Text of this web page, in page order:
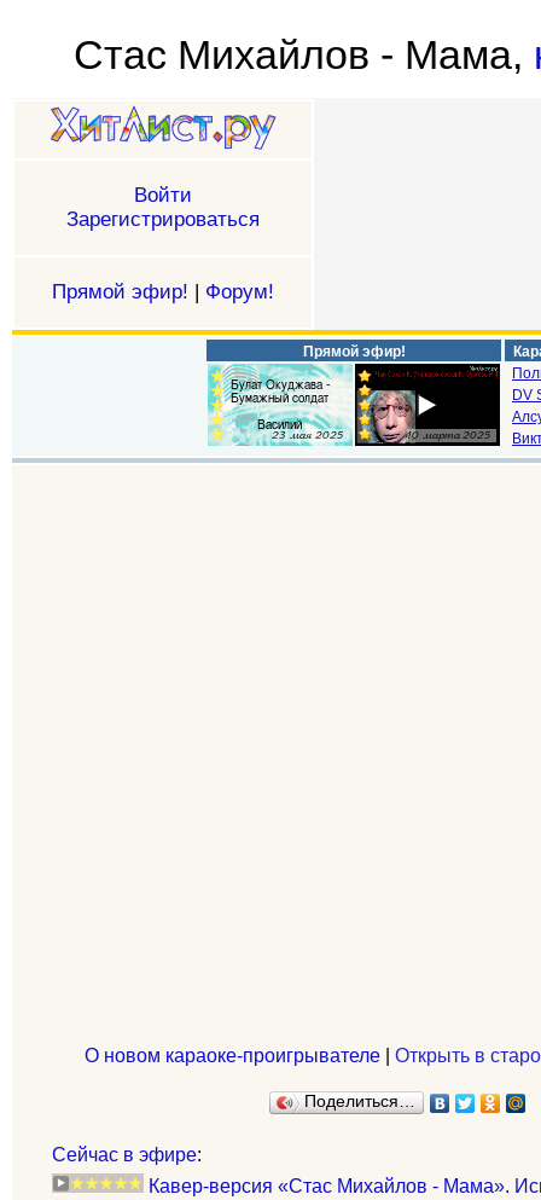
Стас Михайлов - Мама,
Войти
Зарегистрироваться
Прямой эфир! | Форум!
Прямой эфир!
DV
О новом караоке-проигрывателе| Открыть в
Поделиться…
Сейчас в эфире:
Кавер-версия «Стас Михайлов - Мама».